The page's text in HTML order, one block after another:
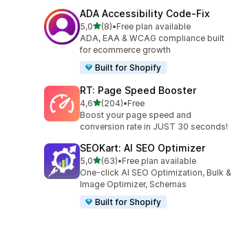
ADA Accessibility Code‑Fix
5,0stelle su 5
(8)
8 recensioni totali
•Free plan available
ADA, EAA & WCAG compliance built
for ecommerce growth
Built for Shopify
RT: Page Speed Booster
4,6stelle su 5
(204)
204 recensioni totali
•Free
Boost your page speed and
conversion rate in JUST 30 seconds!
SEOKart: AI SEO Optimizer
5,0stelle su 5
(63)
63 recensioni totali
•Free plan available
One-click AI SEO Optimization, Bulk &
Image Optimizer, Schemas
Built for Shopify